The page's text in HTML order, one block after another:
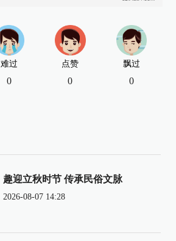
难过
0
点赞
0
飘过
0
趣迎立秋时节 传承民俗文脉
2026-08-07 14:28